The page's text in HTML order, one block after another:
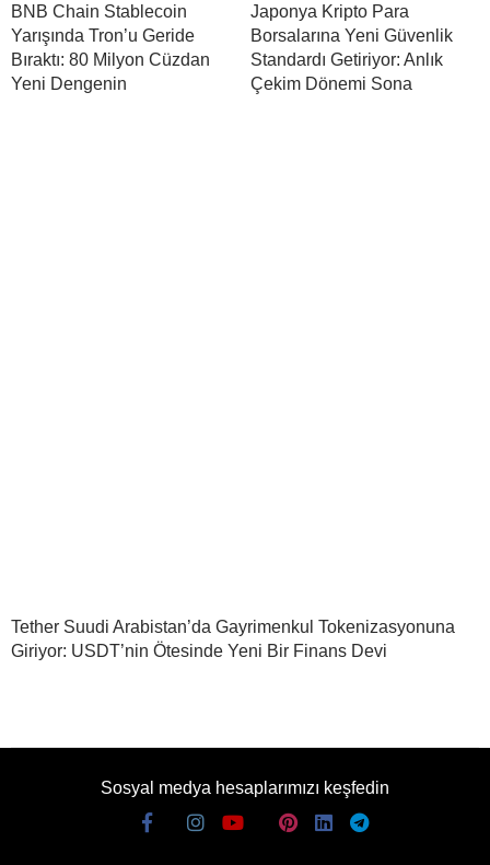
BNB Chain Stablecoin
Yarışında Tron’u Geride
Bıraktı: 80 Milyon Cüzdan
Yeni Dengenin
Japonya Kripto Para
Borsalarına Yeni Güvenlik
Standardı Getiriyor: Anlık
Çekim Dönemi Sona
Tether Suudi Arabistan’da Gayrimenkul Tokenizasyonuna
Giriyor: USDT’nin Ötesinde Yeni Bir Finans Devi
Sosyal medya hesaplarımızı keşfedin